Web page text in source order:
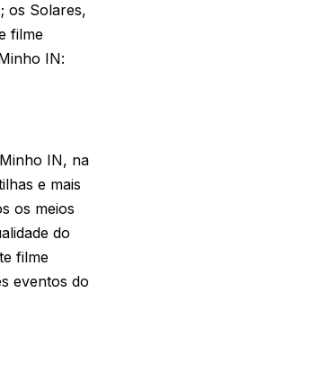
os Solares,
filme
IN:
IN, na
e mais
os meios
do
filme
eventos do